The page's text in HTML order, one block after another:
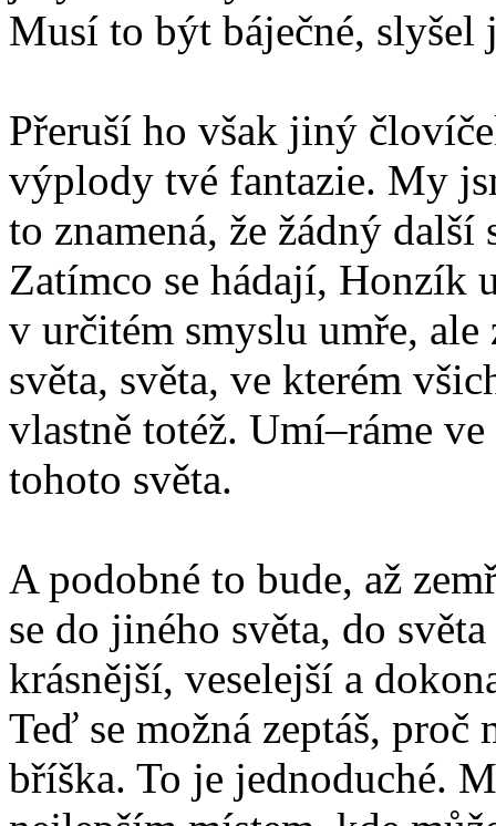
Musí to být báječné,
Přeruší ho však jiný
výplody tvé fantazie. My
to znamená, že žádný další
Zatímco se hádají, Honzík
v určitém smyslu umře,
světa, světa, ve kterém
vlastně totéž. Umí–ráme
tohoto světa.
A podobné to bude, až
se do jiného světa, do
krásnější, veselejší a
Teď se možná zeptáš, proč
bříška. To je jednoduché.